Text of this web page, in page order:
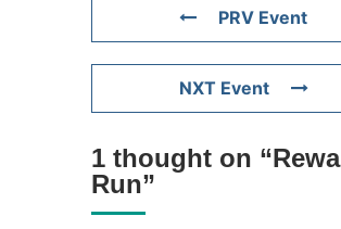
PRV Event
NXT Event
1 thought on “Rewa
Run”